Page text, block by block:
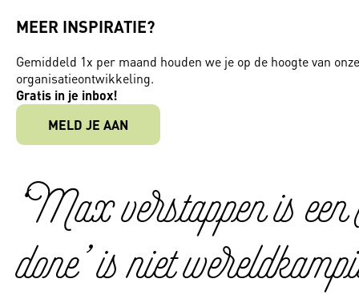
MEER INSPIRATIE?
Gemiddeld 1x per maand houden we je op de hoogte van
organisatieontwikkeling.
Gratis in je inbox!
MELD JE AAN
‘Max verstappen is
done’ is niet